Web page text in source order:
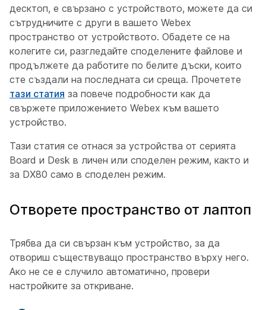
десктоп, е свързано с устройството, можете да си
сътрудничите с други в вашето Webex
пространство от устройството. Обадете се на
колегите си, разгледайте споделените файлове и
продължете да работите по белите дъски, които
сте създали на последната си среща. Прочетете
тази статия за повече подробности как да
свържете приложението Webex към вашето
устройство.
Тази статия се отнася за устройства от серията
Board и Desk в личен или споделен режим, както и
за DX80 само в споделен режим.
Отворете пространство от лаптоп
Трябва да си свързан към устройство, за да
отвориш съществуващо пространство върху него.
Ако не се е случило автоматично, провери
настройките за откриване.